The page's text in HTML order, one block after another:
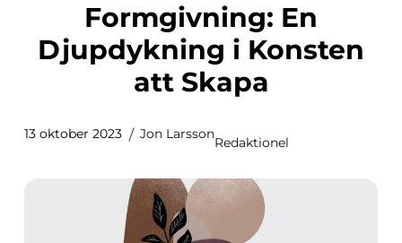
Formgivning: En
Djupdykning i Konsten
att Skapa
13 oktober 2023 Jon Larsson
Redaktionel